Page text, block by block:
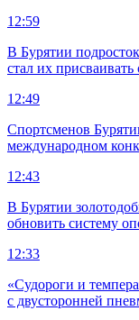
12:59
В Бурятии
стал их присваивать
12:49
Спортсменов
международном
12:43
В Бурятии
обновить систему
12:33
«Судороги и
с двусторонней